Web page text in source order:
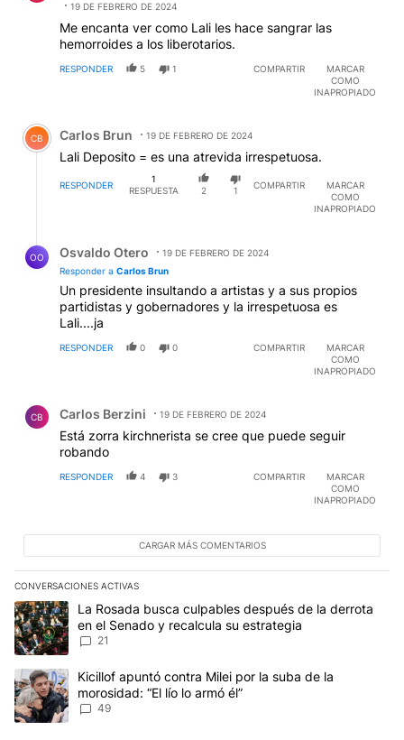
19 DE FEBRERO DE 2024
Me encanta ver como Lali les hace sangrar las
hemorroides a los liberotarios.
RESPONDER 5 1 COMPARTIR
MARCAR
COMO
INAPROPIADO
Comentario de Carlos Brun.
CB Carlos Brun 19 DE FEBRERO DE 2024
Lali Deposito = es una atrevida irrespetuosa.
RESPONDER
1
RESPUESTA
2 1
COMPARTIR
MARCAR
COMO
INAPROPIADO
OO Osvaldo Otero
19 DE FEBRERO DE 2024
Responder a Carlos Brun
Un presidente insultando a artistas y a sus propios
partidistas y gobernadores y la irrespetuosa es
Lali....ja
RESPONDER 0 0 COMPARTIR
MARCAR
COMO
INAPROPIADO
CB Carlos Berzini 19 DE FEBRERO DE 2024
Está zorra kirchnerista se cree que puede seguir
robando
RESPONDER 4 3 COMPARTIR
MARCAR
COMO
INAPROPIADO
CARGAR MÁS COMENTARIOS
CONVERSACIONES ACTIVAS
Este listado muestra los artículos con más comentarios en los
Un artículo de tendencia con el título "La Rosada busca
La Rosada busca culpables después de la derrota
en el Senado y recalcula su estrategia
21
Un artículo de tendencia con el título "Kicillof apuntó contra Milei
Kicillof apuntó contra Milei por la suba de la
morosidad: “El lío lo armó él”
49